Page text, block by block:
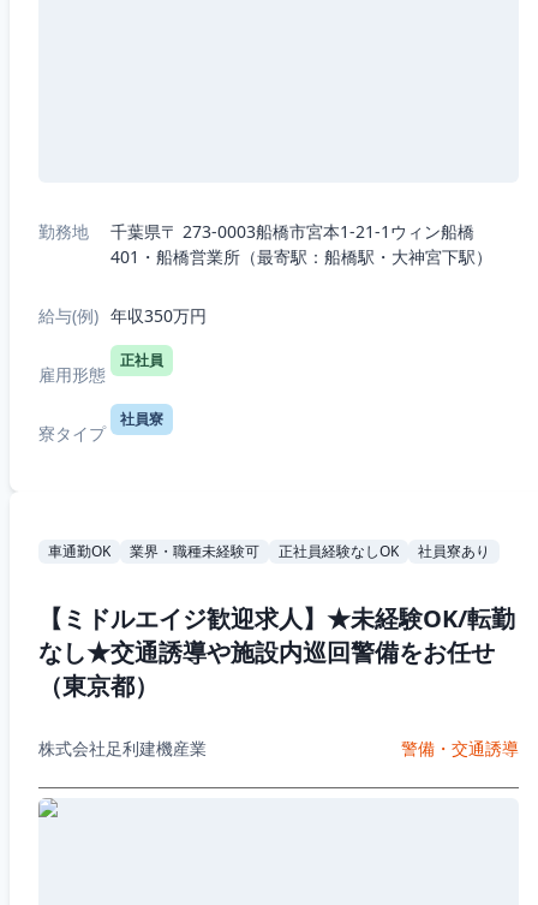
勤務地
千葉県〒 273-0003船橋市宮本1-21-1ウィン船橋
401・船橋営業所（最寄駅：船橋駅・大神宮下駅）
給与(例) 年収350万円
雇用形態
正社員
寮タイプ
社員寮
車通勤OK 業界・職種未経験可 正社員経験なしOK 社員寮あり
【ミドルエイジ歓迎求人】★未経験OK/転勤
なし★交通誘導や施設内巡回警備をお任せ
（東京都）
株式会社足利建機産業 警備・交通誘導